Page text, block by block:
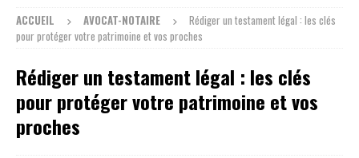
ACCUEIL AVOCAT-NOTAIRE
Rédiger un testament légal : les clés
pour protéger votre patrimoine et vos proches
Rédiger un testament légal : les clés
pour protéger votre patrimoine et vos
proches